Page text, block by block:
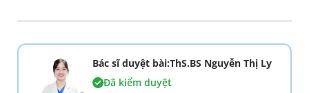
Bác sĩ duyệt bài:ThS.BS Nguyễn Thị Ly
Đã kiểm duyệt